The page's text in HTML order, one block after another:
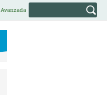
Avanzada